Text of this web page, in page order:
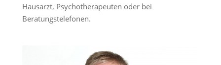
Hausarzt, Psychotherapeuten oder bei
Beratungstelefonen.